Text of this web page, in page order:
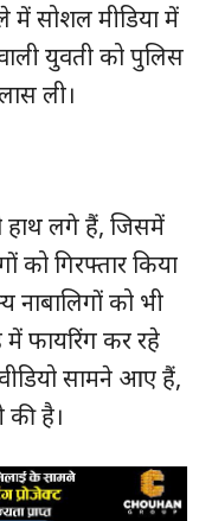
में सोशल मीडिया में
युवती को पुलिस
ली।
हाथ लगे हैं, जिसमें
गिरफ्तार किया
को भी
में फायरिंग कर रहे
सामने आए हैं,
की है।